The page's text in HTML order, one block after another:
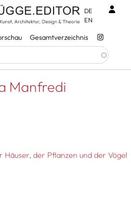
Gesamtverzeichnis
DE
EN
Anja Manfredi
Manfredi
der Pflanzen und der Vögel